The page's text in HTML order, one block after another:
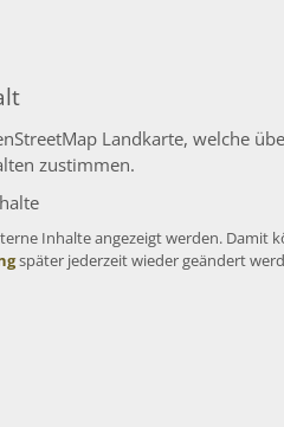
Landkarte, welche
zustimmen.
Inhalte angezeigt werden.
später jederzeit wieder geändert